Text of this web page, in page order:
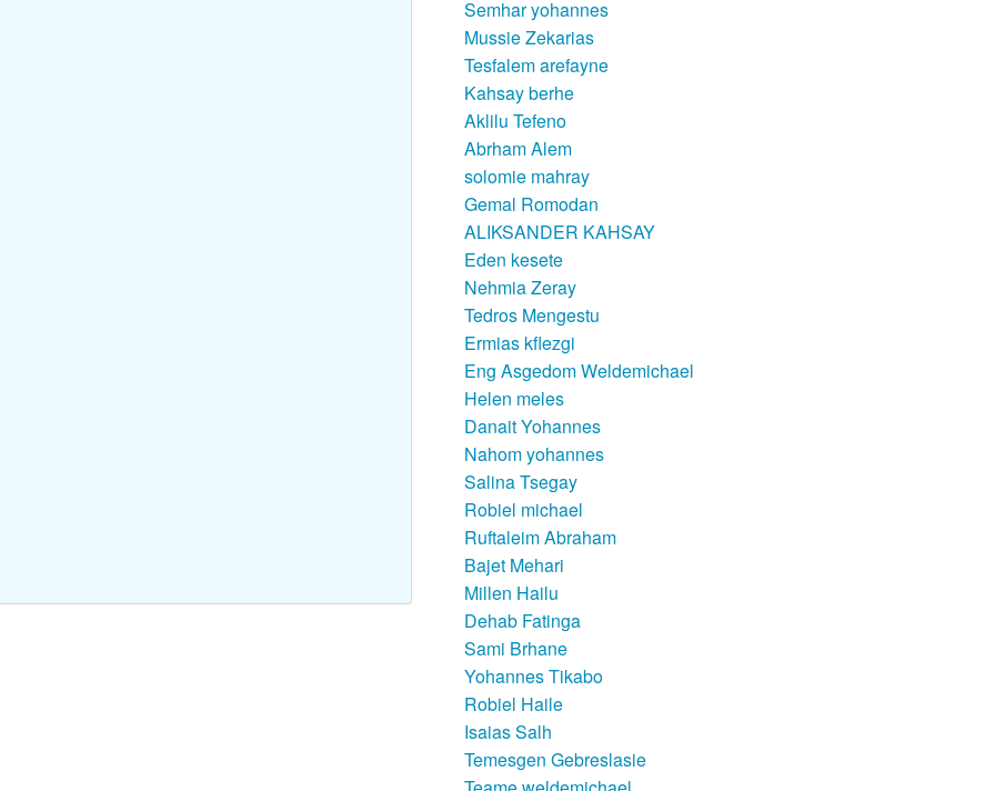
Semhar yohannes
Mussie Zekarias
Tesfalem arefayne
Kahsay berhe
Aklilu Tefeno
Abrham Alem
solomie mahray
Gemal Romodan
ALIKSANDER KAHSAY
Eden kesete
Nehmia Zeray
Tedros Mengestu
Ermias kflezgi
Eng Asgedom Weldemichael
Helen meles
Danait Yohannes
Nahom yohannes
Salina Tsegay
Robiel michael
Ruftaleim Abraham
Bajet Mehari
Millen Hailu
Dehab Fatinga
Sami Brhane
Yohannes Tikabo
Robiel Haile
Isaias Salh
Temesgen Gebreslasie